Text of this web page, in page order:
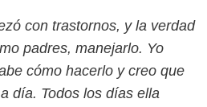
con trastornos, y la verdad
padres, manejarlo. Yo
cómo hacerlo y creo que
día. Todos los días ella